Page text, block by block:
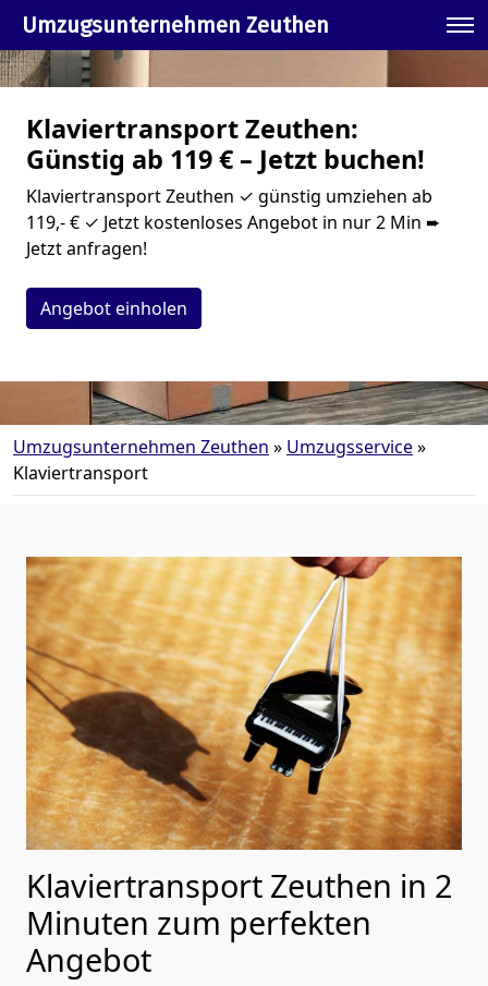
Umzugsunternehmen Zeuthen
Klaviertransport Zeuthen:
Günstig ab 119 € – Jetzt buchen!
Klaviertransport Zeuthen ✓ günstig umziehen ab
119,- € ✓ Jetzt kostenloses Angebot in nur 2 Min ➨
Jetzt anfragen!
Angebot einholen
Umzugsunternehmen Zeuthen » Umzugsservice»
Klaviertransport
Klaviertransport Zeuthen in 2
Minuten zum perfekten
Angebot